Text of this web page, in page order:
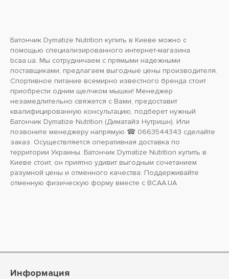
Батончик Dymatize Nutrition купить в Киеве можно с
помощью специализированного интернет-магазина
bcaa.ua. Мы сотрудничаем с прямыми надежными
поставщиками, предлагаем выгодные цены производителя.
Спортивное питание всемирно известного бренда стоит
приобрести одним щелчком мышки! Менеджер
незамедлительно свяжется с Вами, предоставит
квалифицированную консультацию, подберет нужный
Батончик Dymatize Nutrition (Диматайз Нутришн). Или
позвоните менеджеру напрямую ☎ 0663544343 сделайте
заказ. Осуществляется оперативная доставка по
территории Украины. Батончик Dymatize Nutrition купить в
Киеве стоит, он приятно удивит выгодным сочетанием
разумной цены и отменного качества. Поддерживайте
отменную физическую форму вместе с BCAA.UA
Информация